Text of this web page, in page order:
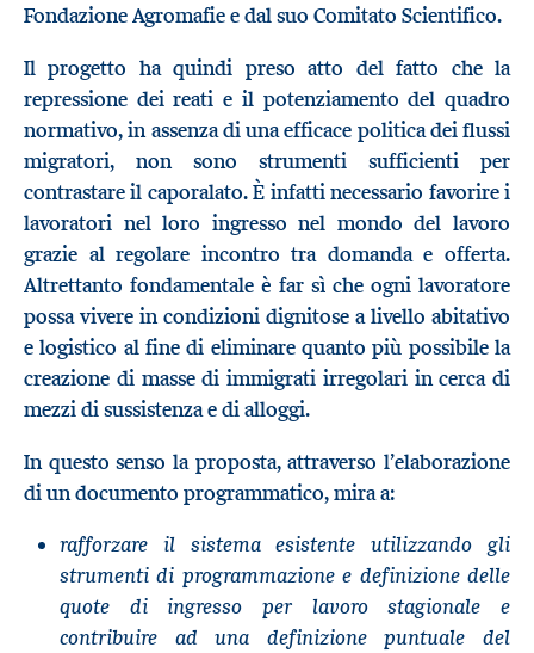
Fondazione Agromafie e dal suo Comitato Scientifico.
Il progetto ha quindi preso atto del fatto che la
repressione dei reati e il potenziamento del quadro
normativo, in assenza di una efficace politica dei flussi
migratori, non sono strumenti sufficienti per
contrastare il caporalato. È infatti necessario favorire i
lavoratori nel loro ingresso nel mondo del lavoro
grazie al regolare incontro tra domanda e offerta.
Altrettanto fondamentale è far sì che ogni lavoratore
possa vivere in condizioni dignitose a livello abitativo
e logistico al fine di eliminare quanto più possibile la
creazione di masse di immigrati irregolari in cerca di
mezzi di sussistenza e di alloggi.
In questo senso la proposta, attraverso l’elaborazione
di un documento programmatico, mira a:
rafforzare il sistema esistente utilizzando gli
strumenti di programmazione e definizione delle
quote di ingresso per lavoro stagionale e
contribuire ad una definizione puntuale del